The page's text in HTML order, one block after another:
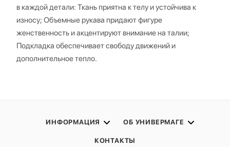
в каждой детали: Ткань приятна к телу и устойчива к
износу; Объемные рукава придают фигуре
женственность и акцентируют внимание на талии;
Подкладка обеспечивает свободу движений и
дополнительное тепло.
ИНФОРМАЦИЯ ОБ УНИВЕРМАГЕ
КОНТАКТЫ